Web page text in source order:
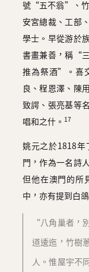
號“五不翁”、竹
安宮總裁、工部
學士。早從游於
書畫兼善，稱“
推為祭酒”。喜
良、程恩澤、陳
致諤、張亮基等
唱和之什。 17
姚元之於1818年
門，作為一名詩
但他在澳門的所
中，亦有提到白鴿
“八角巢者，
道逶迤，竹樹
人。惟屋宇不